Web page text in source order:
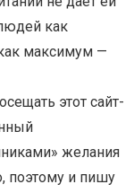
как
максимум —
этот сайт-
желания
поэтому и пишу